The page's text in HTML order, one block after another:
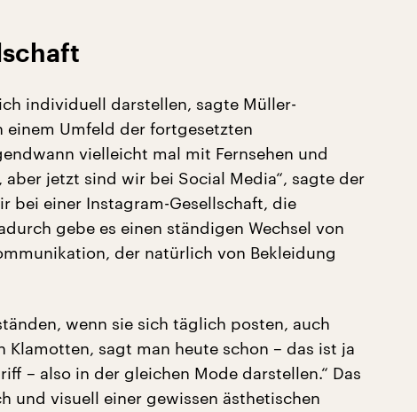
individuell darstellen, sagte Müller-
einem Umfeld der fortgesetzten
vielleicht mal mit Fernsehen und
aber jetzt sind wir bei Social Media“, sagte der
bei einer Instagram-Gesellschaft, die
gebe es einen ständigen Wechsel von
der natürlich von Bekleidung
wenn sie sich täglich posten, auch
sagt man heute schon – das ist ja
– also in der gleichen Mode darstellen.“ Das
und visuell einer gewissen ästhetischen